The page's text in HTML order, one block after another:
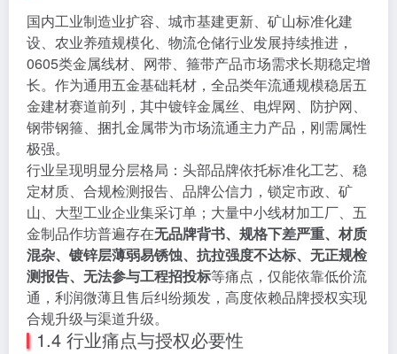
国内工业制造业扩容、城市基建更新、矿山标准化建
设、农业养殖规模化、物流仓储行业发展持续推进，
0605类金属线材、网带、箍带产品市场需求长期稳定增
长。作为通用五金基础耗材，全品类年流通规模稳居五
金建材赛道前列，其中镀锌金属丝、电焊网、防护网、
钢带钢箍、捆扎金属带为市场流通主力产品，刚需属性
极强。
行业呈现明显分层格局：头部品牌依托标准化工艺、稳
定材质、合规检测报告、品牌公信力，锁定市政、矿
山、大型工业企业集采订单；大量中小线材加工厂、五
金制品作坊普遍存在无品牌背书、规格下差严重、材质
混杂、镀锌层薄弱易锈蚀、抗拉强度不达标、无正规检
测报告、无法参与工程招投标等痛点，仅能依靠低价流
通，利润微薄且售后纠纷频发，高度依赖品牌授权实现
合规升级与渠道升级。
1.4 行业痛点与授权必要性